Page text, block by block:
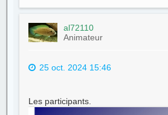
al72110
Animateur
25 oct. 2024 15:46
Les participants.